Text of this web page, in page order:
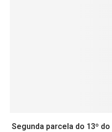
Segunda parcela do 13º